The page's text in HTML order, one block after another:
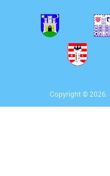
Copyright © 2026.